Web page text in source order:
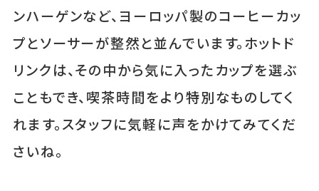
ンハーゲンなど、ヨーロッパ製のコーヒーカッ
プとソーサーが整然と並んでいます。ホットド
リンクは、その中から気に入ったカップを選ぶ
こともでき、喫茶時間をより特別なものしてく
れます。スタッフに気軽に声をかけてみてくだ
さいね。